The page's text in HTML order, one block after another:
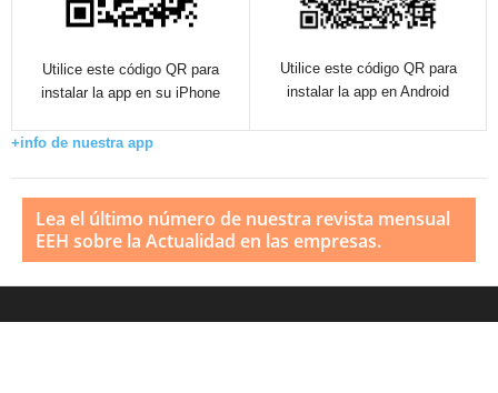
Utilice este código QR para
instalar la app en su iPhone
Utilice este código QR para
instalar la app en Android
+info de nuestra app
Lea el último número de nuestra revista mensual
EEH sobre la Actualidad en las empresas.